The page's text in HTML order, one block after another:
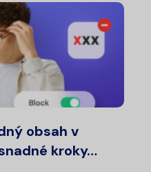
obsah v
kroky…